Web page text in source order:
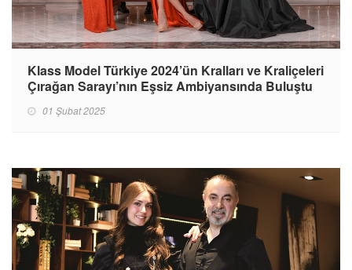
Klass Model Türkiye 2024’ün Kralları ve Kraliçeleri
Çırağan Sarayı’nın Eşsiz Ambiyansında Buluştu
01 Şubat 2025